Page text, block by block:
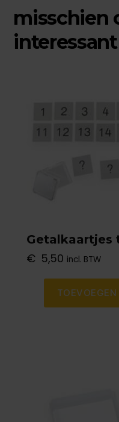
misschien
interessant
Getalkaartjes
€ 5,50 incl. BTW